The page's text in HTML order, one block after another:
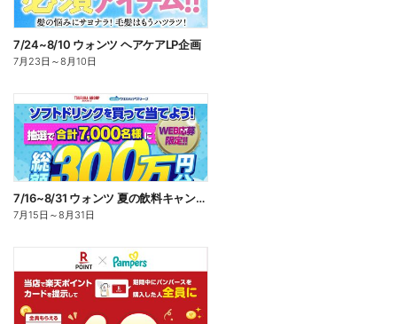
7/24~8/10 ウォンツ ヘアケアLP企画
7月23日 ～8月10日
7/16~8/31 ウォンツ 夏の飲料キャンペーン
7月15日 ～8月31日